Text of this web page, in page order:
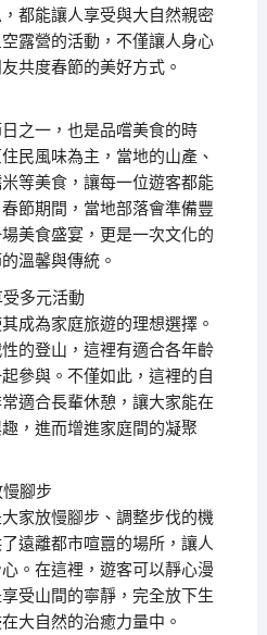
都能讓人享受與大自然親密
露營的活動，不僅讓人身心
共度春節的美好方式。
之一，也是品嚐美食的時
民風味為主，當地的山產、
等美食，讓每一位遊客都能
節期間，當地部落會準備豐
美食盛宴，更是一次文化的
溫馨與傳統。
多元活動
成為家庭旅遊的理想選擇。
的登山，這裡有適合各年齡
參與。不僅如此，這裡的自
適合長輩休憩，讓大家能在
，進而增進家庭間的凝聚
腳步
家放慢腳步、調整步伐的機
遠離都市喧囂的場所，讓人
。在這裡，遊客可以靜心漫
受山間的寧靜，完全放下生
大自然的治癒力量中。